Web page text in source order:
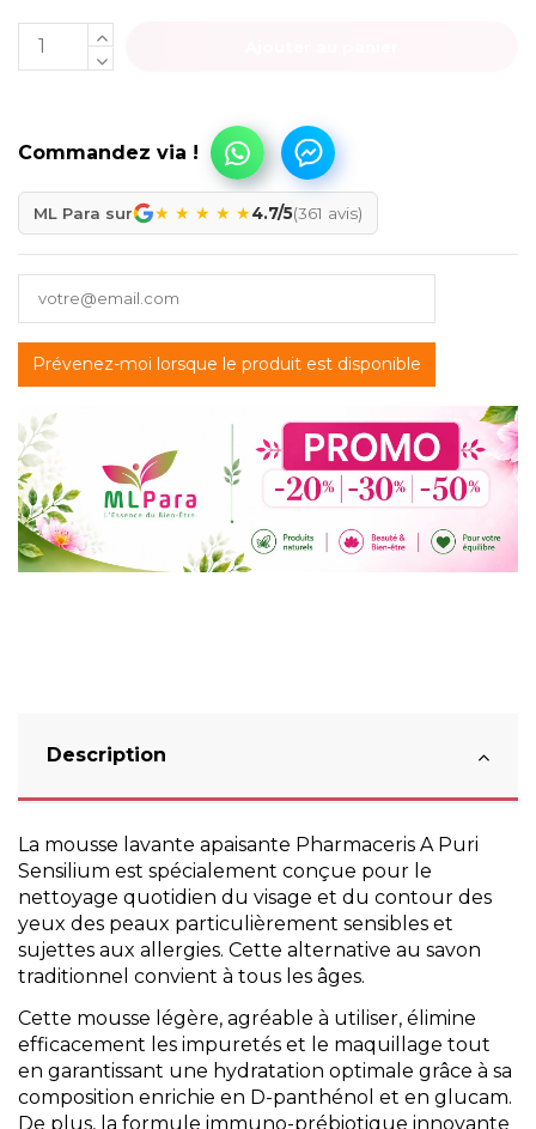
ML Para sur ★ ★ ★ ★ ★4.7/5(361 avis)
Description
La mousse lavante apaisante Pharmaceris A Puri
Sensilium est spécialement conçue pour le
nettoyage quotidien du visage et du contour des
yeux des peaux particulièrement sensibles et
sujettes aux allergies. Cette alternative au savon
traditionnel convient à tous les âges.
Cette mousse légère, agréable à utiliser, élimine
efficacement les impuretés et le maquillage tout
en garantissant une hydratation optimale grâce à sa
composition enrichie en D-panthénol et en glucam.
De plus, la formule immuno-prébiotique innovante